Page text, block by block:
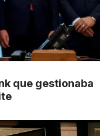
que gestionaba